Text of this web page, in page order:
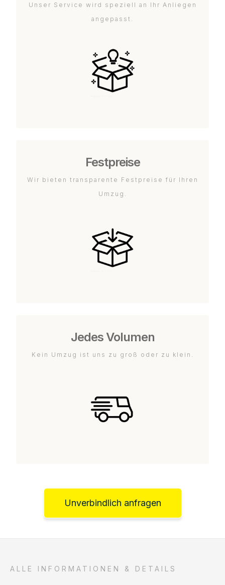
Unser Service wird speziell an Ihr Anliegen
angepasst.
Festpreise
Wir bieten transparente Festpreise für Ihren
Umzug.
Jedes Volumen
Kein Umzug ist uns zu groß oder zu klein.
Unverbindlich anfragen
ALLE INFORMATIONEN & DETAILS